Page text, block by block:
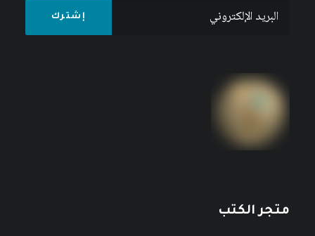
متجر الكتب